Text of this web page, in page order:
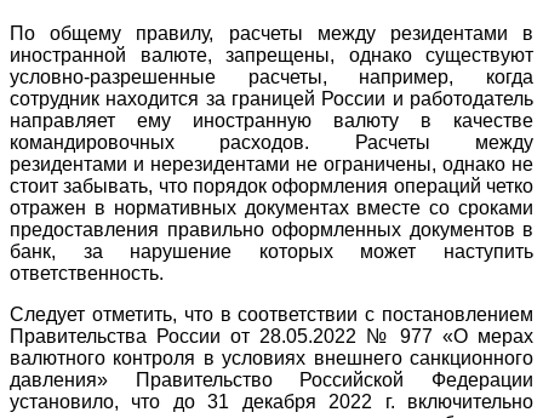
По общему правилу, расчеты между резидентами в
иностранной валюте, запрещены, однако существуют
условно-разрешенные расчеты, например, когда
сотрудник находится за границей России и работодатель
направляет ему иностранную валюту в качестве
командировочных расходов. Расчеты между
резидентами и нерезидентами не ограничены, однако не
стоит забывать, что порядок оформления операций четко
отражен в нормативных документах вместе со сроками
предоставления правильно оформленных документов в
банк, за нарушение которых может наступить
ответственность.
Следует отметить, что в соответствии с постановлением
Правительства России от 28.05.2022 № 977 «О мерах
валютного контроля в условиях внешнего санкционного
давления» Правительство Российской Федерации
установило, что до 31 декабря 2022 г. включительно